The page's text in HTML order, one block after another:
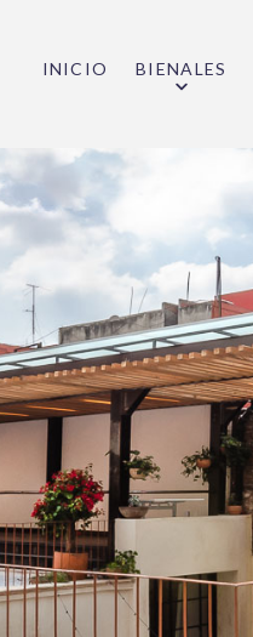
INICIO BIENALES